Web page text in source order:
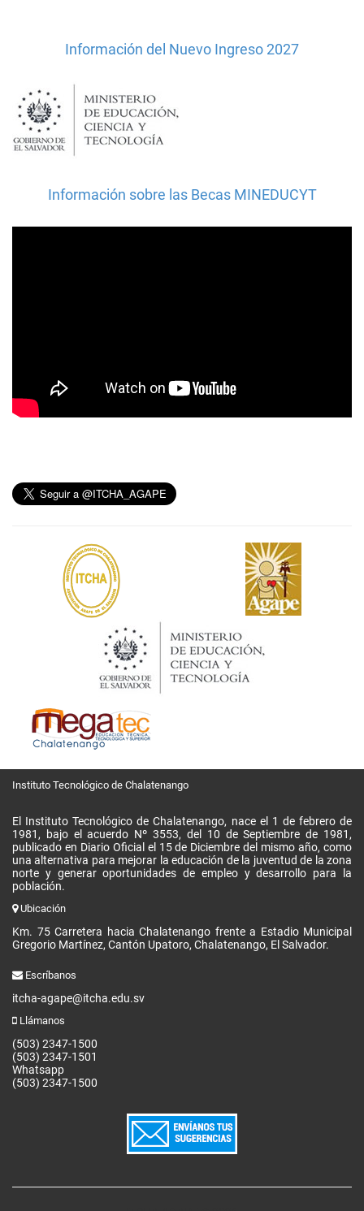
Información del Nuevo Ingreso 2027
Información sobre las Becas MINEDUCYT
Instituto Tecnológico de Chalatenango
El Instituto Tecnológico de Chalatenango, nace el 1 de febrero de
1981, bajo el acuerdo Nº 3553, del 10 de Septiembre de 1981,
publicado en Diario Oficial el 15 de Diciembre del mismo año, como
una alternativa para mejorar la educación de la juventud de la zona
norte y generar oportunidades de empleo y desarrollo para la
población.
Ubicación
Km. 75 Carretera hacia Chalatenango frente a Estadio Municipal
Gregorio Martínez, Cantón Upatoro, Chalatenango, El Salvador.
Escríbanos
itcha-agape@itcha.edu.sv
Llámanos
(503) 2347-1500
(503) 2347-1501
Whatsapp
(503) 2347-1500